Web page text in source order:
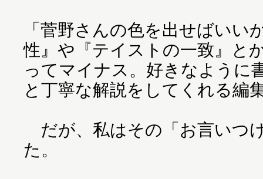
「菅野さんの色を出せばいい
性』や『テイストの一致』と
ってマイナス。好きなように
と丁寧な解説をしてくれる編
だが、私はその「お言いつ
た。